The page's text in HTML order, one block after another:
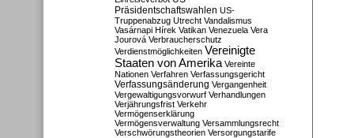
Präsidentschaftswahlen US-
Truppenabzug Utrecht Vandalismus
Vasárnapi Hírek Vatikan Venezuela Vera
Jourová Verbraucherschutz
Verdienstmöglichkeiten Vereinigte
Staaten von Amerika Vereinte
Nationen Verfahren Verfassungsgericht
Verfassungsänderung Vergangenheit
Vergewaltigungsvorwurf Verhandlungen
Verjährungsfrist Verkehr
Vermögenserklärung
Vermögensverwaltung Versammlungsrecht
Verschwörungstheorien Versorgungstarife